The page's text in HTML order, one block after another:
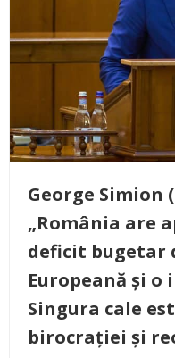
George Simion
„România are
deficit bugetar
Europeană și o
Singura cale
birocrației și